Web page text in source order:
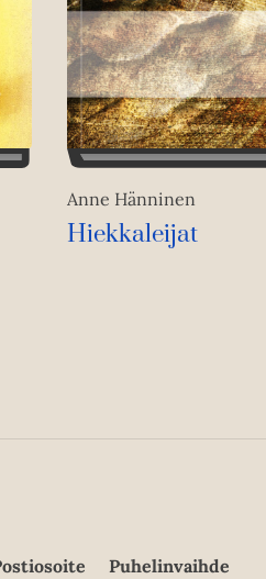
Anne Hänninen
Hiekkaleijat
Puhelinvaihde